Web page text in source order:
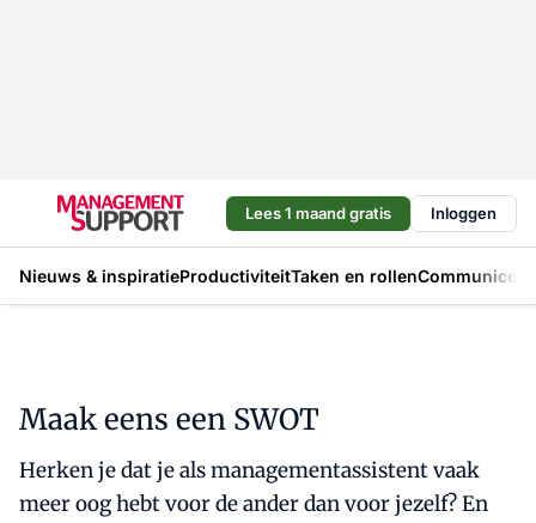
Lees 1 maand gratis Inloggen
Nieuws & inspiratieProductiviteitTaken en rollen
Maak eens een SWOT
Herken je dat je als managementassistent vaak
meer oog hebt voor de ander dan voor jezelf? En